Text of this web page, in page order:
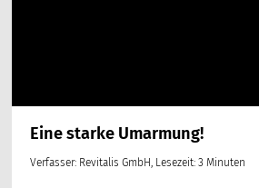
Eine starke Umarmung!
Verfasser: Revitalis GmbH, Lesezeit: 3 Minuten